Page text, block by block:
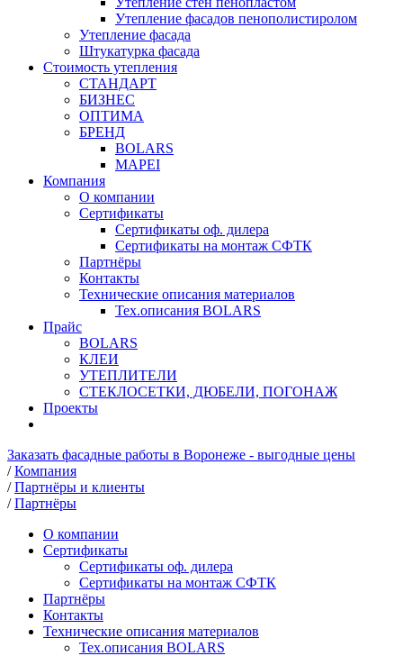
Утепление фасадов пенополистиролом
Утепление фасада
Штукатурка фасада
Стоимость утепления
СТАНДАРТ
БИЗНЕС
ОПТИМА
БРЕНД
BOLARS
MAPEI
Компания
О компании
Сертификаты
Сертификаты оф. дилера
Сертификаты на монтаж СФТК
Партнёры
Контакты
Технические описания материалов
Тех.описания BOLARS
Прайс
BOLARS
КЛЕИ
УТЕПЛИТЕЛИ
СТЕКЛОСЕТКИ, ДЮБЕЛИ, ПОГОНАЖ
Проекты
Заказать фасадные работы в Воронеже - выгодные цены
/ Компания
/ Партнёры и клиенты
/ Партнёры
О компании
Сертификаты
Сертификаты оф. дилера
Сертификаты на монтаж СФТК
Партнёры
Контакты
Технические описания материалов
Тех.описания BOLARS